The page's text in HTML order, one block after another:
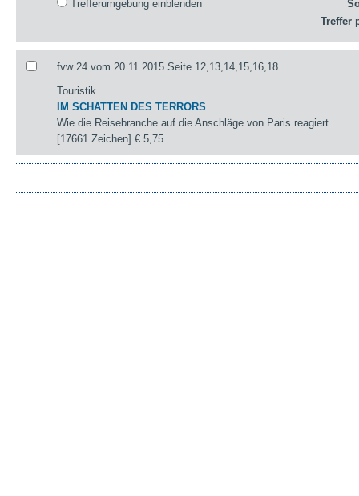
Trefferumgebung einblenden
Treffer
fvw 24 vom 20.11.2015 Seite 12,13,14,15,16,18
Touristik
IM SCHATTEN DES TERRORS
Wie die Reisebranche auf die Anschläge von Paris reagiert
[17661 Zeichen]€ 5,75